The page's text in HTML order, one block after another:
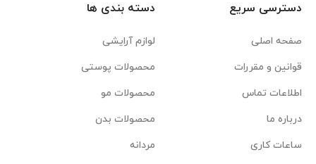
دسترسی سریع
صفحه اصلی
قوانین و مقررات
اطلاعات تماس
درباره ما
ساعات کاری
دسته بندی ها
لوازم آرایشی
محصولات پوستی
محصولات مو
محصولات بدن
مردانه